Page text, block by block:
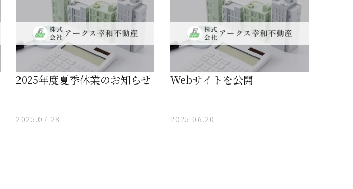
2025年度夏季休業のお知らせ
2025.07.28
Webサイトを公開
2025.06.20